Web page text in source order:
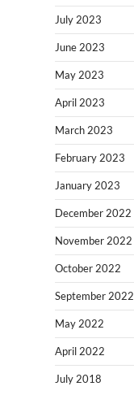
July 2023
June 2023
May 2023
April 2023
March 2023
February 2023
January 2023
December 2022
November 2022
October 2022
September 2022
May 2022
April 2022
July 2018